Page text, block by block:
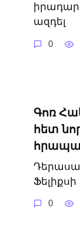
ազդել
0
Գոռ
հետ
0